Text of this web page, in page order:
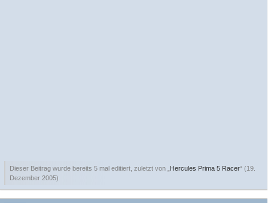
Dieser Beitrag wurde bereits 5 mal editiert, zuletzt von „ Hercules Prima 5 Racer“ (19.
Dezember 2005)